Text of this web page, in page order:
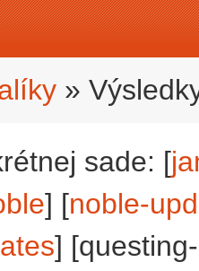
»
sade: [
] [noble-
]